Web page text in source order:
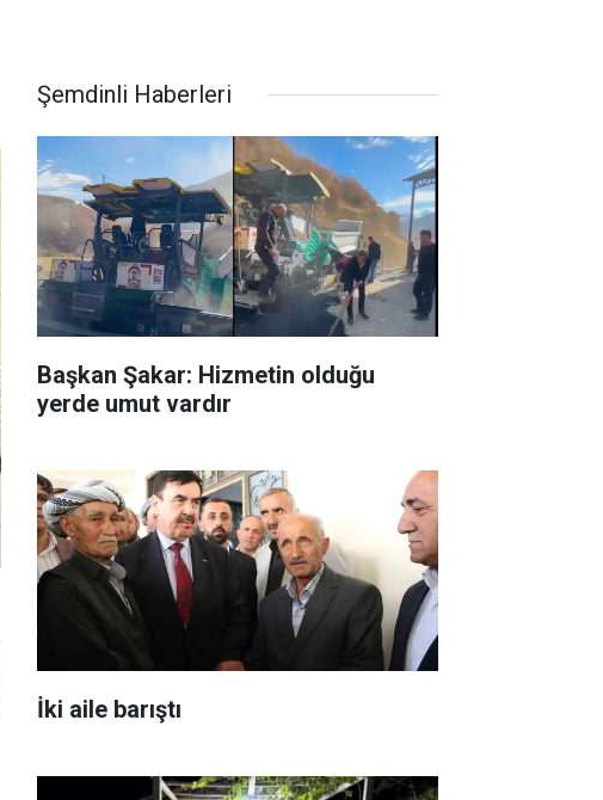
Şemdinli Haberleri
Başkan Şakar: Hizmetin olduğu
yerde umut vardır
İki aile barıştı